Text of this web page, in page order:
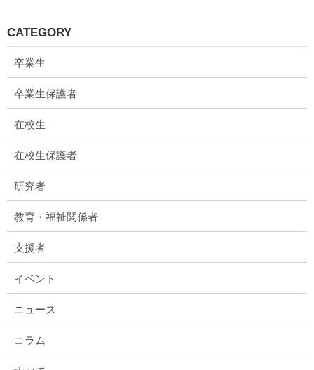
CATEGORY
卒業生
卒業生保護者
在校生
在校生保護者
研究者
教育・福祉関係者
支援者
イベント
ニュース
コラム